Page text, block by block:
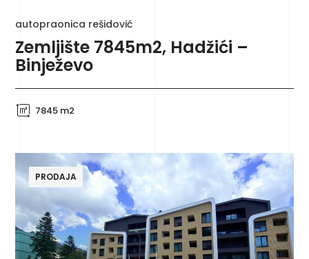
autopraonica rešidović
Zemljište 7845m2, Hadžići –
Binježevo
7845 m2
PRODAJA